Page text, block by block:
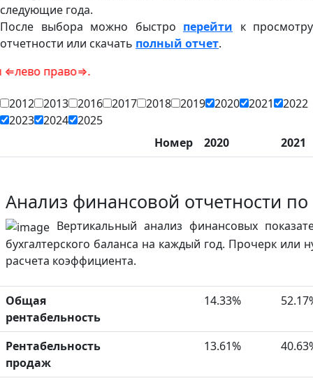
следующие года.
После выбора можно быстро перейти к просмотру
отчетности или скачать полный отчет.
2012 2013 2016 2017 2018 2019 2020 2021
2022
2023 2024 2025
Номер
2020 2021
Анализ финансовой отчетности
Вертикальный анализ финансовых
бухгалтерского баланса на каждый год. Прочерк или
расчета коэффициента.
Общая
рентабельность
14.33%
Рентабельность
продаж
13.61%